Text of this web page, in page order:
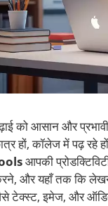
को आसान और
हों, कॉलेज में पढ़ रहे
आपकी
और यहाँ तक कि
टेक्स्ट, इमेज, और